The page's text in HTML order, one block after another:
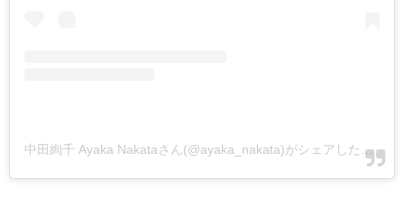
中田絢千 Ayaka Nakataさん(@ayaka_nakata)がシェアした投稿